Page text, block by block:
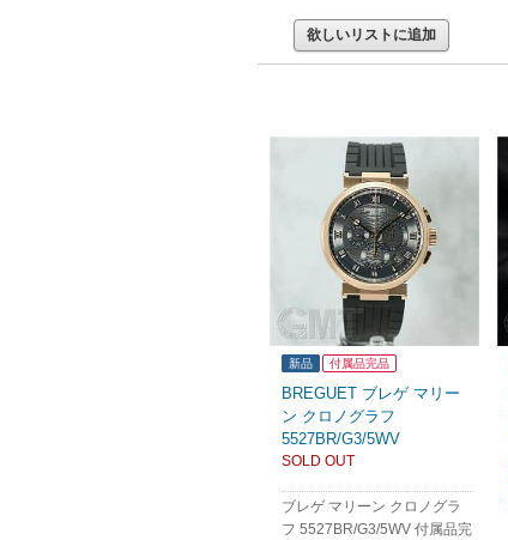
欲しいリストに追加
新品 付属品完品
BREGUET ブレゲ マリー
ン クロノグラフ
5527BR/G3/5WV
SOLD OUT
ブレゲ マリーン クロノグラ
フ 5527BR/G3/5WV 付属品完